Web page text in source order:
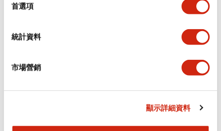
首選項
統計資料
市場營銷
顯示詳細資料
功能規格
安裝和安裝規範